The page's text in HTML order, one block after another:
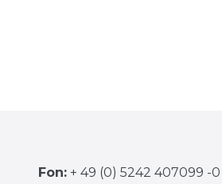
Fon: + 49 (0) 5242 407099 -0